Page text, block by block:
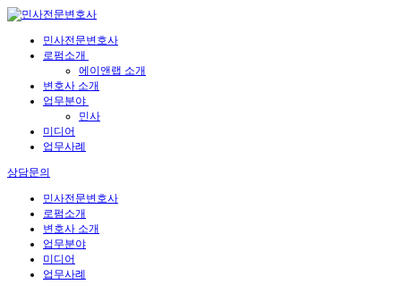
민사전문변호사
로펌소개
에이앤랩 소개
변호사 소개
업무분야
민사
미디어
업무사례
상담문의
민사전문변호사
로펌소개
변호사 소개
업무분야
미디어
업무사례